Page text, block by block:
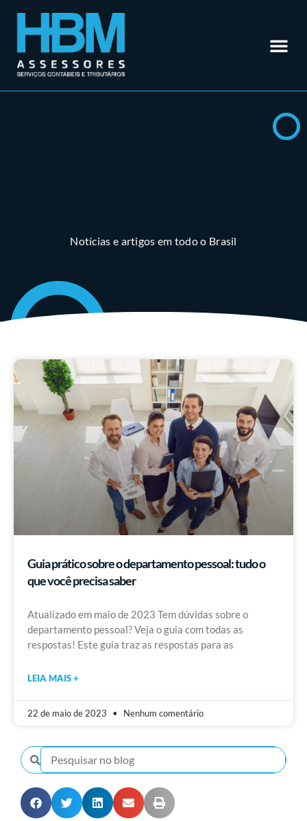
Notícias e artigos em todo o Brasil
Guia prático sobre o departamento pessoal: tudo o
que você precisa saber
Atualizado em maio de 2023 Tem dúvidas sobre o
departamento pessoal? Veja o guia com todas as
respostas! Este guia traz as respostas para as
LEIA MAIS +
22 de maio de 2023 Nenhum comentário